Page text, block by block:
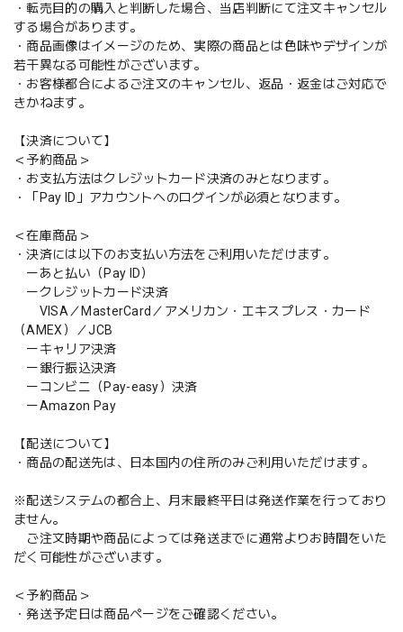
・転売目的の購入と判断した場合、当店判断にて注文キャンセル
する場合があります。
・商品画像はイメージのため、実際の商品とは色味やデザインが
若干異なる可能性がございます。
・お客様都合によるご注文のキャンセル、返品・返金はご対応で
きかねます。
【決済について】
＜予約商品＞
・お支払方法はクレジットカード決済のみとなります。
・「Pay ID」アカウントへのログインが必須となります。
＜在庫商品＞
・決済には以下のお支払い方法をご利用いただけます。
ーあと払い（Pay ID）
ークレジットカード決済
VISA／MasterCard／アメリカン・エキスプレス・カード
（AMEX）／JCB
ーキャリア決済
ー銀行振込決済
ーコンビニ（Pay-easy）決済
ーAmazon Pay
【配送について】
・商品の配送先は、日本国内の住所のみご利用いただけます。
※配送システムの都合上、月末最終平日は発送作業を行っており
ません。
ご注文時期や商品によっては発送までに通常よりお時間をいた
だく可能性がございます。
＜予約商品＞
・発送予定日は商品ページをご確認ください。